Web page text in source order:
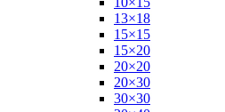
13×18
15×15
15×20
20×20
20×30
30×30